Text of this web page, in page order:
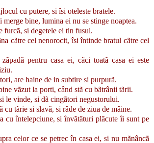
cu putere, si îsi oteleste bratele.
merge bine, lumina ei nu se stinge noaptea.
furcã, si degetele ei tin fusul.
cãtre cel nenorocit, îsi întinde bratul cãtre cel
pentru casa ei, cãci toatã casa ei este
are haine de in subtire si purpurã.
vãzut la porti, când stã cu bãtrânii tãrii.
le vinde, si dã cingãtori negustorului.
cu tãrie si slavã, si râde de ziua de mâine.
cu întelepciune, si învãtãturi plãcute îi sunt pe
celor ce se petrec în casa ei, si nu mãnâncã